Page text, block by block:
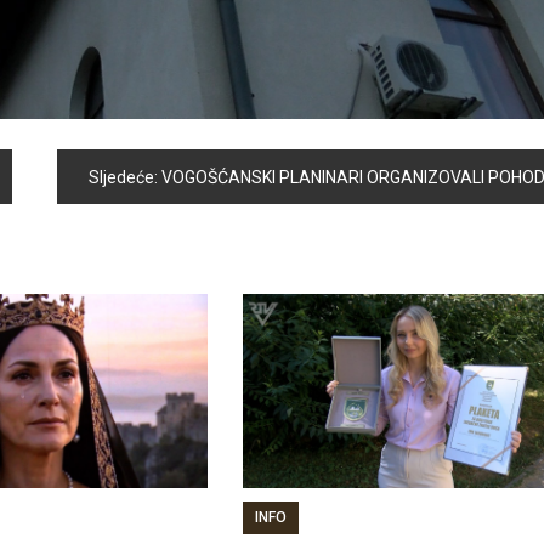
Sljedeće: VOGOŠĆANSKI PLANINARI ORGANIZOVALI POHOD U ČAST JEDINE NAM DOMOVINE
INFO